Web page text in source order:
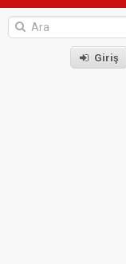
Giriş